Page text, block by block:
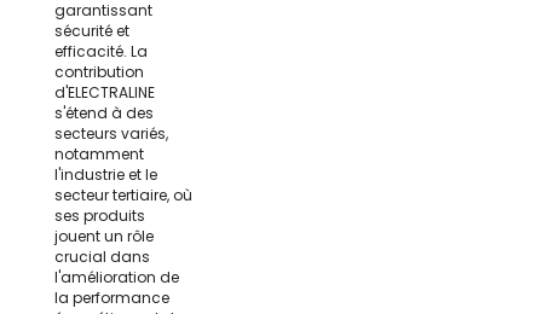
garantissant
sécurité et
efficacité. La
contribution
d'ELECTRALINE
s'étend à des
secteurs variés,
notamment
l'industrie et le
secteur tertiaire, où
ses produits
jouent un rôle
crucial dans
l'amélioration de
la performance